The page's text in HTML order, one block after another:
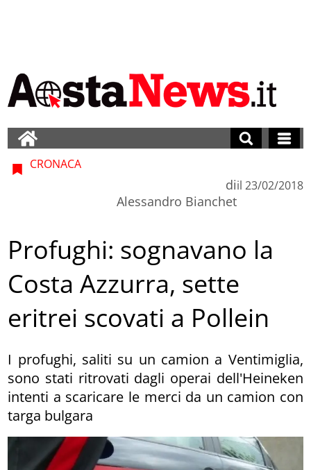
CRONACA
di
Alessandro Bianchet
il 23/02/2018
Profughi: sognavano la
Costa Azzurra, sette
eritrei scovati a Pollein
I profughi, saliti su un camion a Ventimiglia,
sono stati ritrovati dagli operai dell'Heineken
intenti a scaricare le merci da un camion con
targa bulgara